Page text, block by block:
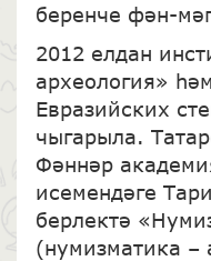
беренче фән-
2012 елдан
археология»
Евразийских
чыгарыла.
Фәннәр
исемендәге
берлектә
(нумизматика –